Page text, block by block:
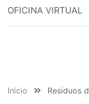
OFICINA VIRTUAL
Inicio Residuos